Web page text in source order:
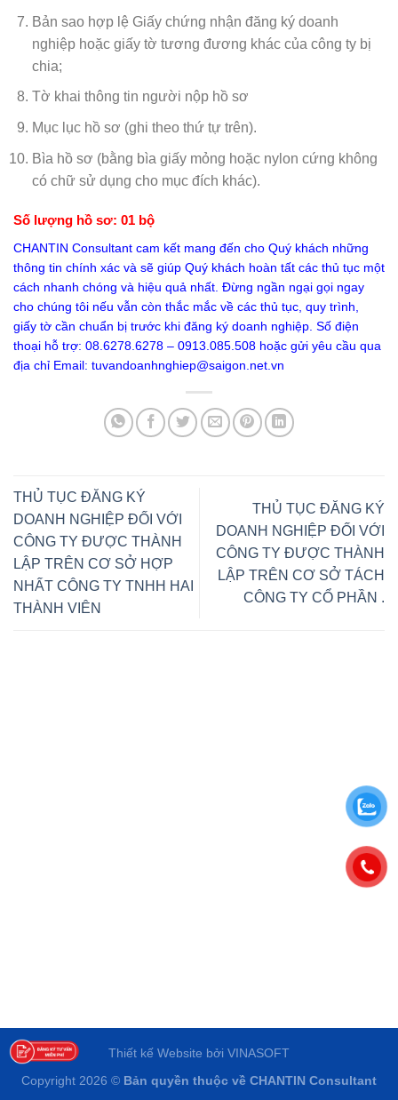
Bản sao hợp lệ Giấy chứng nhận đăng ký doanh
nghiệp hoặc giấy tờ tương đương khác của công ty bị
chia;
Tờ khai thông tin người nộp hồ sơ
Mục lục hồ sơ (ghi theo thứ tự trên).
Bìa hồ sơ (bằng bìa giấy mỏng hoặc nylon cứng không
có chữ sử dụng cho mục đích khác).
Số lượng hồ sơ: 01 bộ
CHANTIN Consultant cam kết mang đến cho Quý khách những
thông tin chính xác và sẽ giúp Quý khách hoàn tất các thủ tục một
cách nhanh chóng và hiệu quả nhất. Đừng ngần ngại gọi ngay
cho chúng tôi nếu vẫn còn thắc mắc về các thủ tục, quy trình,
giấy tờ cần chuẩn bị trước khi đăng ký doanh nghiệp. Số điện
thoại hỗ trợ: 08.6278.6278 – 0913.085.508 hoặc gửi yêu cầu qua
địa chỉ Email: tuvandoanhnghiep@saigon.net.vn
THỦ TỤC ĐĂNG KÝ
DOANH NGHIỆP ĐỐI VỚI
CÔNG TY ĐƯỢC THÀNH
LẬP TRÊN CƠ SỞ HỢP
NHẤT CÔNG TY TNHH HAI
THÀNH VIÊN
THỦ TỤC ĐĂNG KÝ
DOANH NGHIỆP ĐỐI VỚI
CÔNG TY ĐƯỢC THÀNH
LẬP TRÊN CƠ SỞ TÁCH
CÔNG TY CỔ PHẦN .
Thiết kế Website bởi VINASOFT
Copyright 2026 © Bản quyền thuộc về CHANTIN Consultant